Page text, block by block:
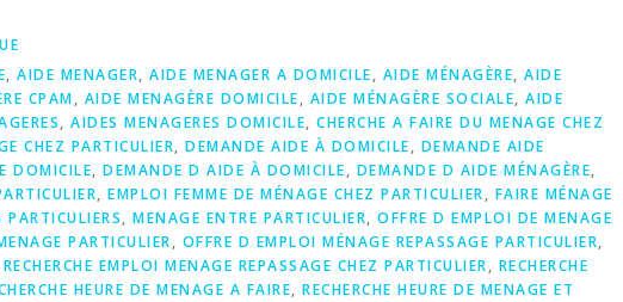
, AIDE MENAGER, AIDE MENAGER A DOMICILE, AIDE MÉNAGÈRE, AIDE
CPAM, AIDE MENAGÈRE DOMICILE, AIDE MÉNAGÈRE SOCIALE, AIDE
, AIDES MENAGERES DOMICILE, CHERCHE A FAIRE DU MENAGE CHEZ
CHEZ PARTICULIER, DEMANDE AIDE À DOMICILE, DEMANDE AIDE
DOMICILE, DEMANDE D AIDE À DOMICILE, DEMANDE D AIDE MÉNAGÈRE,
, EMPLOI FEMME DE MÉNAGE CHEZ PARTICULIER, FAIRE MÉNAGE
PARTICULIERS, MENAGE ENTRE PARTICULIER, OFFRE D EMPLOI DE MENAGE
PARTICULIER, OFFRE D EMPLOI MÉNAGE REPASSAGE PARTICULIER,
RECHERCHE EMPLOI MENAGE REPASSAGE CHEZ PARTICULIER, RECHERCHE
HEURE DE MENAGE A FAIRE, RECHERCHE HEURE DE MENAGE ET